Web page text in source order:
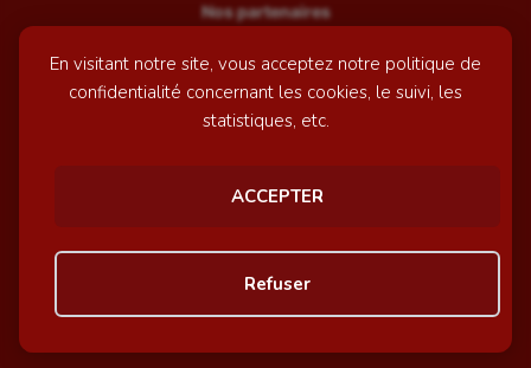
En visitant notre site, vous acceptez notre politique de
confidentialité concernant les cookies, le suivi, les
statistiques, etc.
ACCEPTER
Refuser
Nos partenaires
Recrutement
Mentions légales
© GazetteSports - 2026 | Site internet réalisé par
Awelty